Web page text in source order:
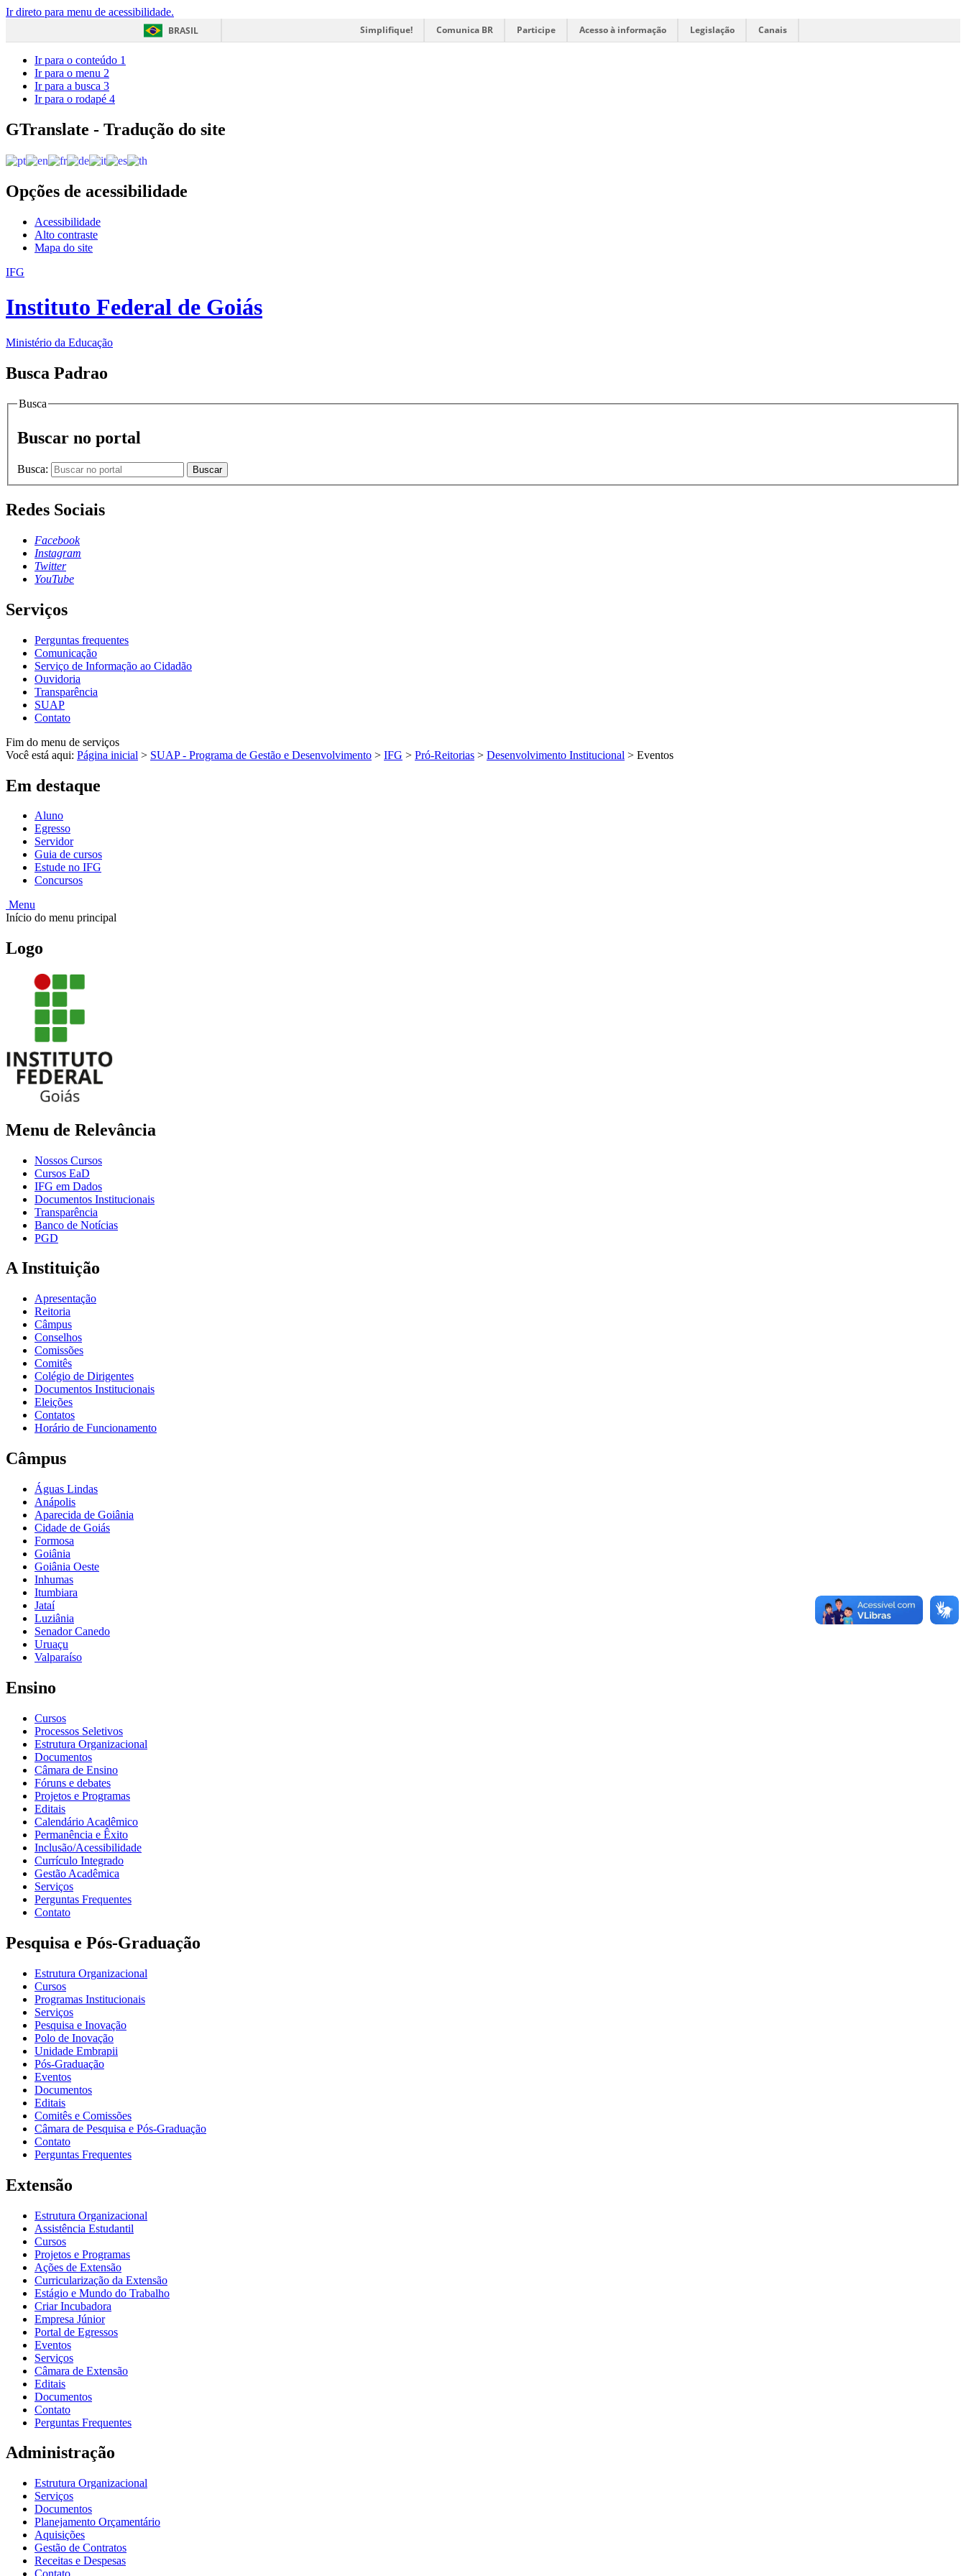
Ir direto para menu de acessibilidade.
BRASIL
Simplifique! Comunica BR Participe Acesso à informação Legislação Canais
Ir para o conteúdo 1
Ir para o menu 2
Ir para a busca 3
Ir para o rodapé 4
GTranslate - Tradução do site
Opções de acessibilidade
Acessibilidade
Alto contraste
Mapa do site
IFG
Instituto Federal de Goiás
Ministério da Educação
Busca Padrao
Busca
Buscar no portal
Busca: Buscar
Redes Sociais
Facebook
Instagram
Twitter
YouTube
Serviços
Perguntas frequentes
Comunicação
Serviço de Informação ao Cidadão
Ouvidoria
Transparência
SUAP
Contato
Fim do menu de serviços
Você está aqui: Página inicial > SUAP - Programa de Gestão e Desenvolvimento > IFG > Pró-Reitorias > Desenvolvimento Institucional > Eventos
Em destaque
Aluno
Egresso
Servidor
Guia de cursos
Estude no IFG
Concursos
Menu
Início do menu principal
Logo
Menu de Relevância
Nossos Cursos
Cursos EaD
IFG em Dados
Documentos Institucionais
Transparência
Banco de Notícias
PGD
A Instituição
Apresentação
Reitoria
Câmpus
Conselhos
Comissões
Comitês
Colégio de Dirigentes
Documentos Institucionais
Eleições
Contatos
Horário de Funcionamento
Câmpus
Águas Lindas
Anápolis
Aparecida de Goiânia
Cidade de Goiás
Formosa
Goiânia
Goiânia Oeste
Inhumas
Itumbiara
Jataí
Luziânia
Senador Canedo
Uruaçu
Valparaíso
Ensino
Cursos
Processos Seletivos
Estrutura Organizacional
Documentos
Câmara de Ensino
Fóruns e debates
Projetos e Programas
Editais
Calendário Acadêmico
Permanência e Êxito
Inclusão/Acessibilidade
Currículo Integrado
Gestão Acadêmica
Serviços
Perguntas Frequentes
Contato
Pesquisa e Pós-Graduação
Estrutura Organizacional
Cursos
Programas Institucionais
Serviços
Pesquisa e Inovação
Polo de Inovação
Unidade Embrapii
Pós-Graduação
Eventos
Documentos
Editais
Comitês e Comissões
Câmara de Pesquisa e Pós-Graduação
Contato
Perguntas Frequentes
Extensão
Estrutura Organizacional
Assistência Estudantil
Cursos
Projetos e Programas
Ações de Extensão
Curricularização da Extensão
Estágio e Mundo do Trabalho
Criar Incubadora
Empresa Júnior
Portal de Egressos
Eventos
Serviços
Câmara de Extensão
Editais
Documentos
Contato
Perguntas Frequentes
Administração
Estrutura Organizacional
Serviços
Documentos
Planejamento Orçamentário
Aquisições
Gestão de Contratos
Receitas e Despesas